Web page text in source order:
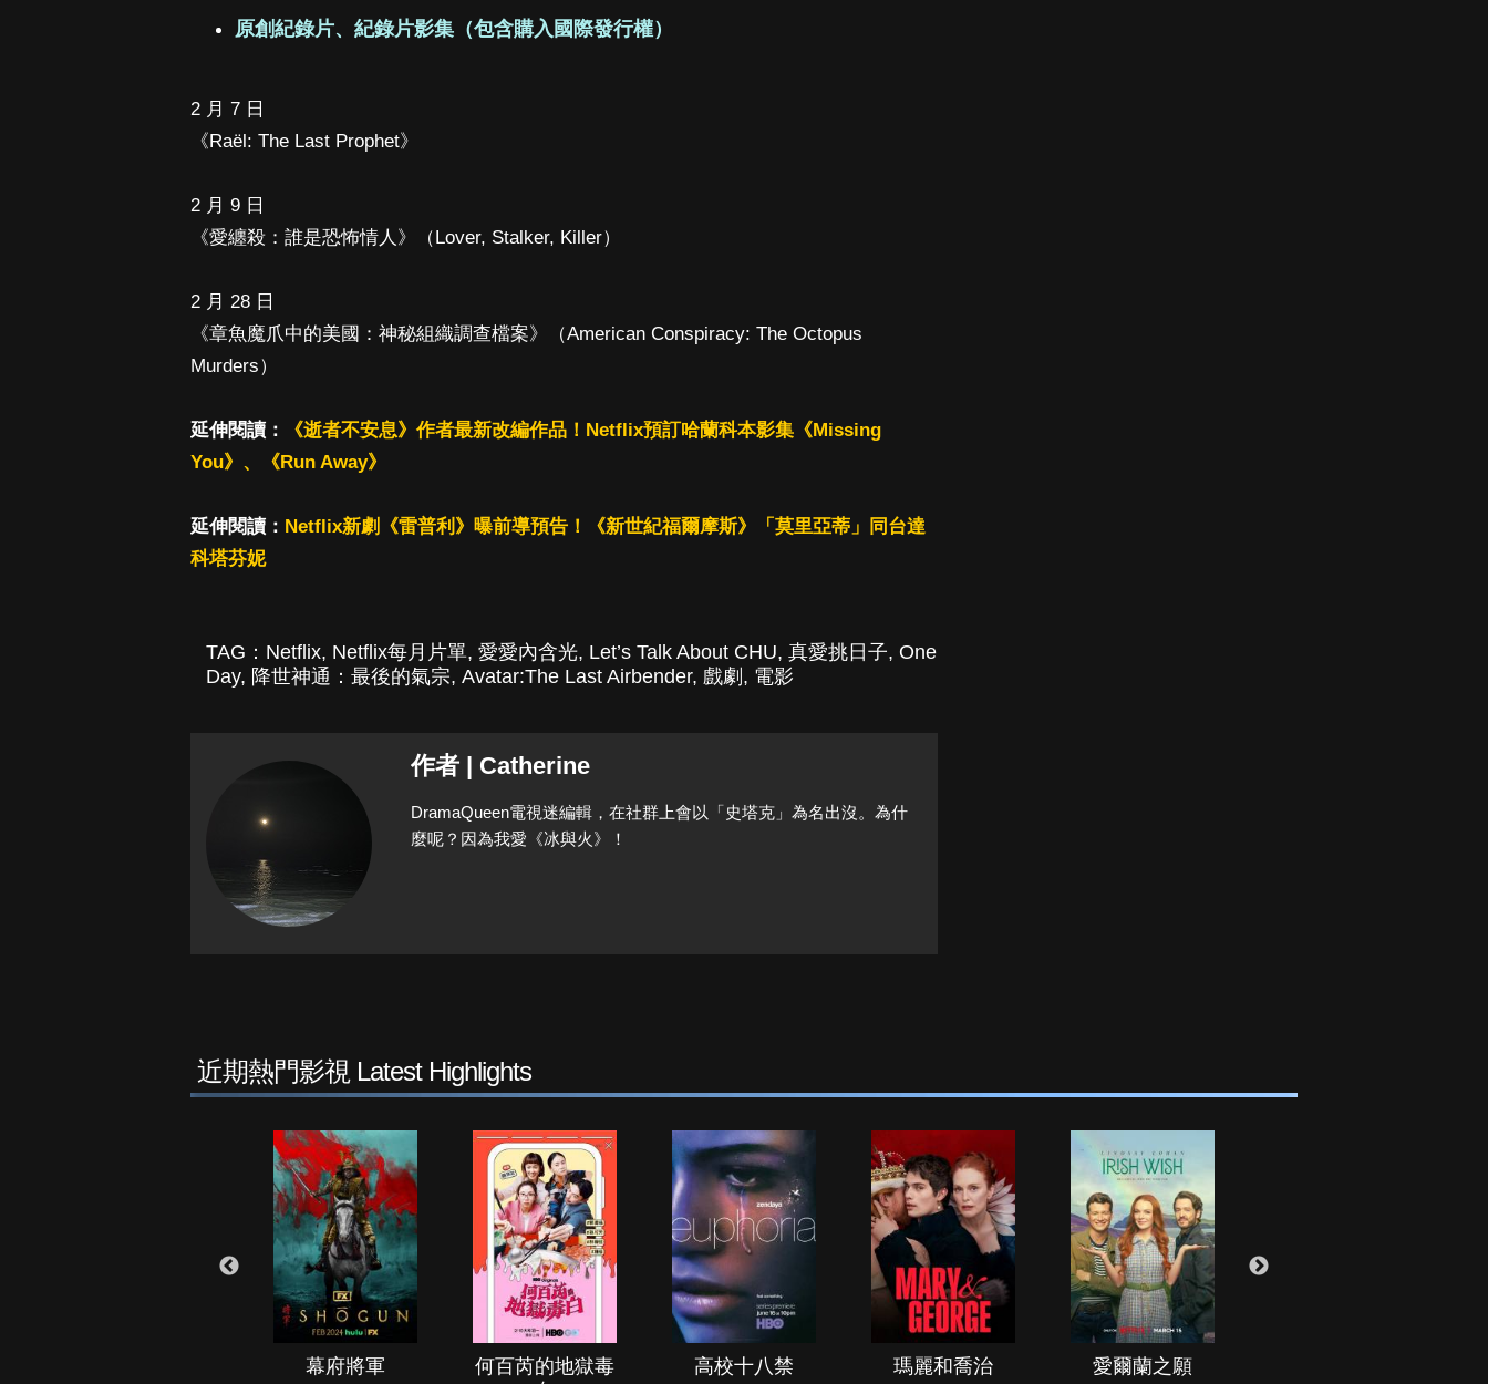
原創紀錄片、紀錄片影集（包含購入國際發行權）
2 月 7 日
《Raël: The Last Prophet》
2 月 9 日
《愛纏殺：誰是恐怖情人》（Lover, Stalker, Killer）
2 月 28 日
《章魚魔爪中的美國：神秘組織調查檔案》（American Conspiracy: The Octopus
Murders）
延伸閱讀：
《逝者不安息》作者最新改編作品！Netflix預訂哈蘭科本影集《Missing
You》、《Run Away》
延伸閱讀： Netflix新劇《雷普利》曝前導預告！《新世紀福爾摩斯》「莫里亞蒂」同台達
科塔芬妮
TAG： Netflix, Netflix每月片單, 愛愛內含光, Let’s Talk About CHU, 真愛挑日子, One
Day, 降世神通：最後的氣宗, Avatar:The Last Airbender, 戲劇 , 電影
作者 | Catherine
DramaQueen電視迷編輯，在社群上會以「史塔克」為名出沒。為什
麼呢？因為我愛《冰與火》！
近期熱門影視 Latest Highlights
幕府將軍
何百芮的地獄毒
高校十八禁 瑪麗和喬治 愛爾蘭之願